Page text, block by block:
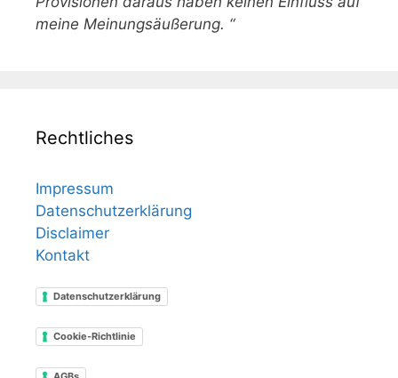
meine Meinungsäußerung. “
Rechtliches
Impressum
Datenschutzerklärung
Disclaimer
Kontakt
Datenschutzerklärung
Cookie-Richtlinie